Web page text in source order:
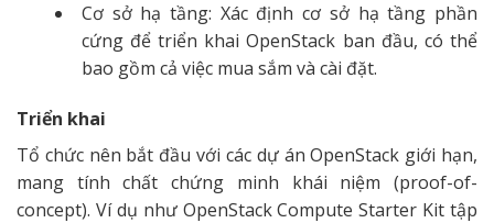
Cơ sở hạ tầng: Xác định cơ sở hạ tầng phần
cứng để triển khai OpenStack ban đầu, có thể
bao gồm cả việc mua sắm và cài đặt.
Triển khai
Tổ chức nên bắt đầu với các dự án OpenStack giới hạn,
mang tính chất chứng minh khái niệm (proof-of-
concept). Ví dụ như OpenStack Compute Starter Kit tập